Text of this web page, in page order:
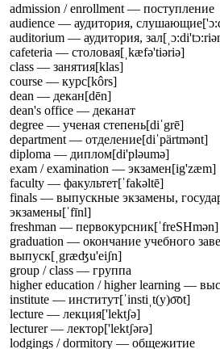
admission / enrollment — поступление
audience — аудитория, слушающие
auditorium — аудитория, зал
cafeteria — столовая[ˌkæfə'tiəriə]
class — занятия[klas]
course — курс[kôrs]
dean — декан[dēn]
dean's office — деканат
degree — ученая степень[diˈgrē]
department — отделение[diˈpärtmənt]
diploma — диплом[di'pləumə]
exam / examination — экзамен[ig'zæm]
faculty — факультет[ˈfakəltē]
finals — выпускные экзамены,
экзамены[ˈfīnl]
freshman — первокурсник[ˈfreSHmən]
graduation — окончание учебного
выпуск[ˌgræʤu'eiʃn]
group / class — группа
higher education / higher learning —
institute — институт[ˈinstiˌt(y)o͞ot]
lecture — лекция['lektʃə]
lecturer — лектор['lektʃərə]
lodgings / dormitory — общежитие